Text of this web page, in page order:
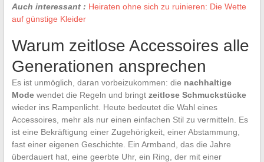
Auch interessant : Heiraten ohne sich zu ruinieren: Die Wette
auf günstige Kleider
Warum zeitlose Accessoires alle
Generationen ansprechen
Es ist unmöglich, daran vorbeizukommen: die nachhaltige
Modewendet die Regeln und bringt zeitlose Schmuckstücke
wieder ins Rampenlicht. Heute bedeutet die Wahl eines
Accessoires, mehr als nur einen einfachen Stil zu vermitteln. Es
ist eine Bekräftigung einer Zugehörigkeit, einer Abstammung,
fast einer eigenen Geschichte. Ein Armband, das die Jahre
überdauert hat, eine geerbte Uhr, ein Ring, der mit einer